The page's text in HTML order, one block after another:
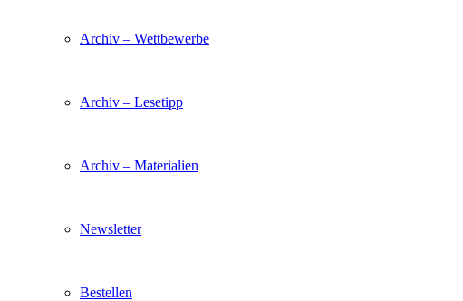
Archiv – Wettbewerbe
Archiv – Lesetipp
Archiv – Materialien
Newsletter
Bestellen